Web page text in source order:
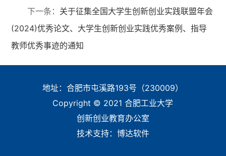
下一条： 关于征集全国大学生创新创业实践联盟年会
(2024)优秀论文、大学生创新创业实践优秀案例、指导
教师优秀事迹的通知
地址：合肥市屯溪路193号（230009）
Copyright © 2021 合肥工业大学
创新创业教育办公室
技术支持： 博达软件